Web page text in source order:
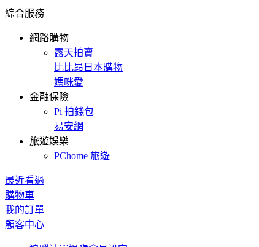
綜合服務
網路購物
露天拍賣
比比昂日本購物
媽咪愛
金融保險
Pi 拍錢包
易安網
旅遊娛樂
PChome 旅遊
最近看過
購物車
我的訂單
顧客中心